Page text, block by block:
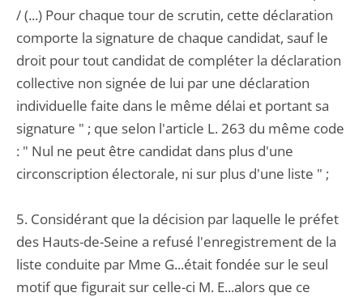
/ (...) Pour chaque tour de scrutin, cette déclaration
comporte la signature de chaque candidat, sauf le
droit pour tout candidat de compléter la déclaration
collective non signée de lui par une déclaration
individuelle faite dans le même délai et portant sa
signature " ; que selon l'article L. 263 du même code
: " Nul ne peut être candidat dans plus d'une
circonscription électorale, ni sur plus d'une liste " ;
5. Considérant que la décision par laquelle le préfet
des Hauts-de-Seine a refusé l'enregistrement de la
liste conduite par Mme G...était fondée sur le seul
motif que figurait sur celle-ci M. E...alors que ce